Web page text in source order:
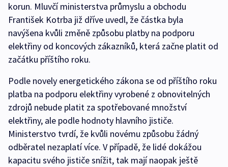
korun. Mluvčí ministerstva průmyslu a obchodu
František Kotrba již dříve uvedl, že částka byla
navýšena kvůli změně způsobu platby na podporu
elektřiny od koncových zákazníků, která začne platit od
začátku příštího roku.
Podle novely energetického zákona se od příštího roku
platba na podporu elektřiny vyrobené z obnovitelných
zdrojů nebude platit za spotřebované množství
elektřiny, ale podle hodnoty hlavního jističe.
Ministerstvo tvrdí, že kvůli novému způsobu žádný
odběratel nezaplatí více. V případě, že lidé dokážou
kapacitu svého jističe snížit, tak mají naopak ještě